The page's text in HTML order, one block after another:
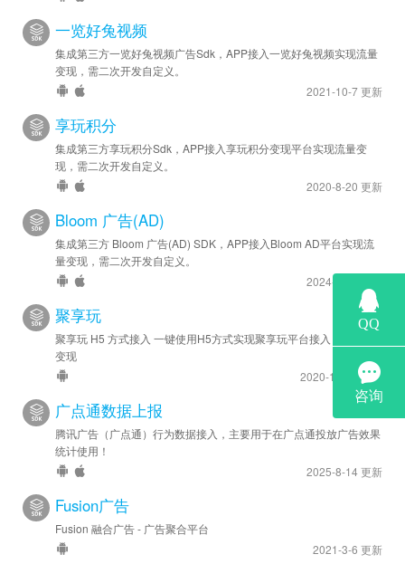
一览好兔视频
集成第三方一览好兔视频广告Sdk，APP接入一览好兔视频实现流量
变现，需二次开发自定义。
2021-10-7 更新
享玩积分
集成第三方享玩积分Sdk，APP接入享玩积分变现平台实现流量变
现，需二次开发自定义。
2020-8-20 更新
Bloom 广告(AD)
集成第三方 Bloom 广告(AD) SDK，APP接入Bloom AD平台实现流
量变现，需二次开发自定义。
2024-6-28 更新
聚享玩
聚享玩 H5 方式接入 一键使用H5方式实现聚享玩平台接入 实现流量
变现
2020-12-14 更新
广点通数据上报
腾讯广告（广点通）行为数据接入，主要用于在广点通投放广告效果
统计使用！
2025-8-14 更新
Fusion广告
Fusion 融合广告 - 广告聚合平台
2021-3-6 更新